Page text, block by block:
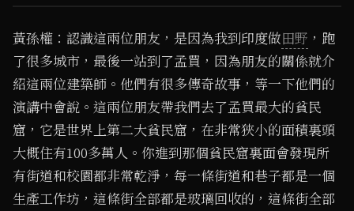
黃孫權：認識這兩位朋友，是因為我到印度做田野 ，跑
了很多城市，最後一站到了孟買，因為朋友的關係就介
紹這兩位建築師。他們有很多傳奇故事，等一下他們的
演講中會說。這兩位朋友帶我們去了孟買最大的貧民
窟，它是世界上第二大貧民窟，在非常狹小的面積裏頭
大概住有100多萬人。你進到那個貧民窟裏面會發現所
有街道和校園都非常乾淨，每一條街道和巷子都是一個
生產工作坊，這條街全部都是玻璃回收的，這條街全部